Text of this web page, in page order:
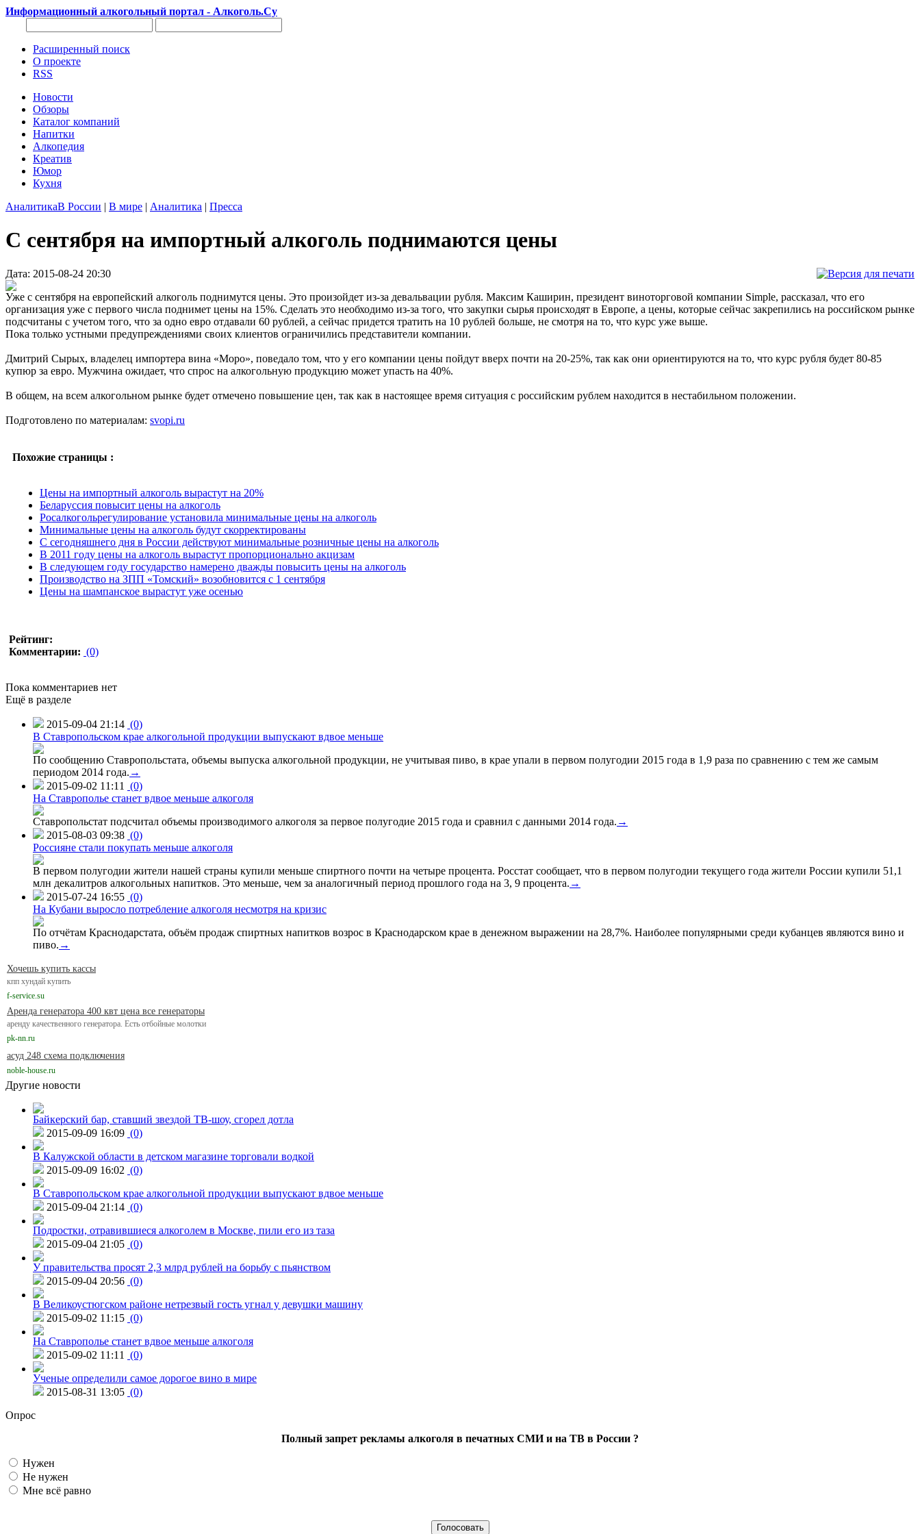
Информационный алкогольный портал - Алкоголь.Су
Расширенный поиск
О проекте
RSS
Новости
Обзоры
Каталог компаний
Напитки
Алкопедия
Креатив
Юмор
Кухня
АналитикаВ России | В мире | Аналитика | Пресса
C сентября на импортный алкоголь поднимаются цены
Дата: 2015-08-24 20:30
Уже с сентября на европейский алкоголь поднимутся цены. Это произойдет из-за девальвации рубля. Максим Каширин, президент виноторговой компании Simple, рассказал, что его
организация уже с первого числа поднимет цены на 15%. Сделать это необходимо из-за того, что закупки сырья происходят в Европе, а цены, которые сейчас закрепились на российском рынке
подсчитаны с учетом того, что за одно евро отдавали 60 рублей, а сейчас придется тратить на 10 рублей больше, не смотря на то, что курс уже выше.
Пока только устными предупреждениями своих клиентов ограничились представители компании.
Дмитрий Сырых, владелец импортера вина «Моро», поведало том, что у его компании цены пойдут вверх почти на 20-25%, так как они ориентируются на то, что курс рубля будет 80-85
купюр за евро. Мужчина ожидает, что спрос на алкогольную продукцию может упасть на 40%.
В общем, на всем алкогольном рынке будет отмечено повышение цен, так как в настоящее время ситуация с российским рублем находится в нестабильном положении.
Подготовлено по материалам: svopi.ru
Похожие страницы :
Цены на импортный алкоголь вырастут на 20%
Беларуссия повысит цены на алкоголь
Росалкогольрегулирование установила минимальные цены на алкоголь
Минимальные цены на алкоголь будут скорректированы
С сегодняшнего дня в России действуют минимальные розничные цены на алкоголь
В 2011 году цены на алкоголь вырастут пропорционально акцизам
В следующем году государство намерено дважды повысить цены на алкоголь
Производство на ЗПП «Томский» возобновится c 1 сентября
Цены на шампанское вырастут уже осенью
Рейтинг:
Комментарии: (0)
Пока комментариев нет
Ещё в разделе
2015-09-04 21:14 (0)
В Ставропольском крае алкогольной продукции выпускают вдвое меньше
По сообщению Ставропольстата, объемы выпуска алкогольной продукции, не учитывая пиво, в крае упали в первом полугодии 2015 года в 1,9 раза по сравнению с тем же самым
периодом 2014 года. →
2015-09-02 11:11
(0)
На Ставрополье станет вдвое меньше алкоголя
Ставропольстат подсчитал объемы производимого алкоголя за первое полугодие 2015 года и сравнил с данными 2014 года. →
2015-08-03 09:38 (0)
Россияне стали покупать меньше алкоголя
В первом полугодии жители нашей страны купили меньше спиртного почти на четыре процента. Росстат сообщает, что в первом полугодии текущего года жители России купили 51,1
млн декалитров алкогольных напитков. Это меньше, чем за аналогичный период прошлого года на 3, 9 процента. →
2015-07-24 16:55 (0)
На Кубани выросло потребление алкоголя несмотря на кризис
По отчётам Краснодарстата, объём продаж спиртных напитков возрос в Краснодарском крае в денежном выражении на 28,7%. Наиболее популярными среди кубанцев являются вино и
пиво. →
Хочешь купить кассы
кпп хундай купить
f-service.su
Аренда генератора 400 квт цена все генераторы
аренду качественного генератора. Есть отбойные молотки
pk-nn.ru
асуд 248 схема подключения
noble-house.ru
Другие новости
Байкерский бар, ставший звездой ТВ-шоу, сгорел дотла
2015-09-09 16:09 (0)
В Калужской области в детском магазине торговали водкой
2015-09-09 16:02 (0)
В Ставропольском крае алкогольной продукции выпускают вдвое меньше
2015-09-04 21:14 (0)
Подростки, отравившиеся алкоголем в Москве, пили его из таза
2015-09-04 21:05 (0)
У правительства просят 2,3 млрд рублей на борьбу с пьянством
2015-09-04 20:56 (0)
В Великоустюгском районе нетрезвый гость угнал у девушки машину
2015-09-02 11:15 (0)
На Ставрополье станет вдвое меньше алкоголя
2015-09-02 11:11
(0)
Ученые определили самое дорогое вино в мире
2015-08-31 13:05 (0)
Опрос
Полный запрет рекламы алкоголя в печатных СМИ и на ТВ в России ?
Нужен
Не нужен
Мне всё равно